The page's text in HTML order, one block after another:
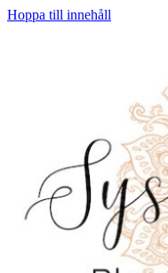
Hoppa till innehåll